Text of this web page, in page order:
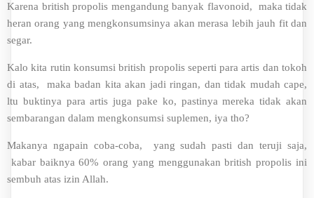
Karena british propolis mengandung banyak flavonoid, maka tidak
heran orang yang mengkonsumsinya akan merasa lebih jauh fit dan
segar.
Kalo kita rutin konsumsi british propolis seperti para artis dan tokoh
di atas, maka badan kita akan jadi ringan, dan tidak mudah cape,
ltu buktinya para artis juga pake ko, pastinya mereka tidak akan
sembarangan dalam mengkonsumsi suplemen, iya tho?
Makanya ngapain coba-coba, yang sudah pasti dan teruji saja,
kabar baiknya 60% orang yang menggunakan british propolis ini
sembuh atas izin Allah.